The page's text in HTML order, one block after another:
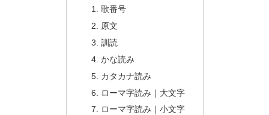
歌番号
原文
訓読
かな読み
カタカナ読み
ローマ字読み｜大文字
ローマ字読み｜小文字